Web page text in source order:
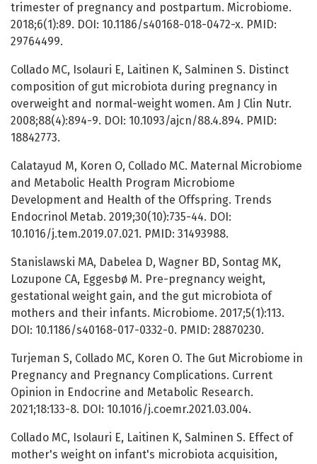
trimester of pregnancy and postpartum. Microbiome.
2018;6(1):89. DOI: 10.1186/s40168-018-0472-x. PMID:
29764499.
Collado MC, Isolauri E, Laitinen K, Salminen S. Distinct
composition of gut microbiota during pregnancy in
overweight and normal-weight women. Am J Clin Nutr.
2008;88(4):894-9. DOI: 10.1093/ajcn/88.4.894. PMID:
18842773.
Calatayud M, Koren O, Collado MC. Maternal Microbiome
and Metabolic Health Program Microbiome
Development and Health of the Offspring. Trends
Endocrinol Metab. 2019;30(10):735-44. DOI:
10.1016/j.tem.2019.07.021. PMID: 31493988.
Stanislawski MA, Dabelea D, Wagner BD, Sontag MK,
Lozupone CA, Eggesbø M. Pre-pregnancy weight,
gestational weight gain, and the gut microbiota of
mothers and their infants. Microbiome. 2017;5(1):113.
DOI: 10.1186/s40168-017-0332-0. PMID: 28870230.
Turjeman S, Collado MC, Koren O. The Gut Microbiome in
Pregnancy and Pregnancy Complications. Current
Opinion in Endocrine and Metabolic Research.
2021;18:133-8. DOI: 10.1016/j.coemr.2021.03.004.
Collado MC, Isolauri E, Laitinen K, Salminen S. Effect of
mother's weight on infant's microbiota acquisition,